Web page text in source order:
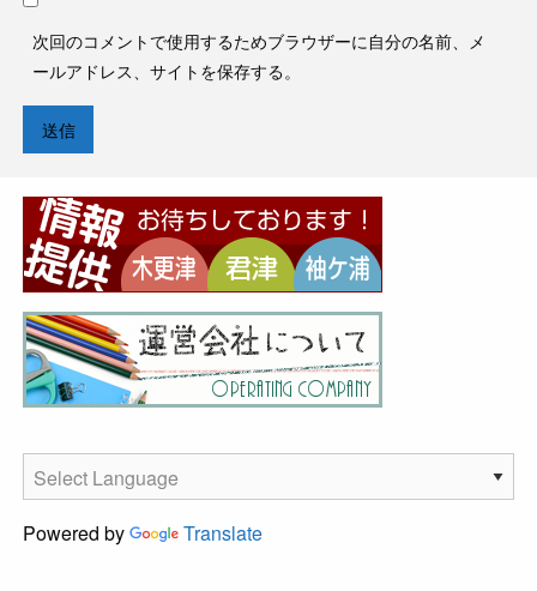
次回のコメントで使用するためブラウザーに自分の名前、メ
ールアドレス、サイトを保存する。
Powered by Translate